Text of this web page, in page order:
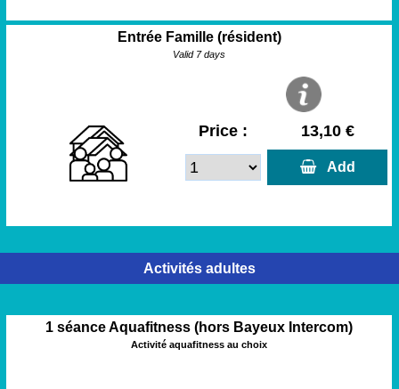
Entrée Famille (résident)
Valid 7 days
Price : 13,10 €
Add
Activités adultes
1 séance Aquafitness (hors Bayeux Intercom)
Activité aquafitness au choix